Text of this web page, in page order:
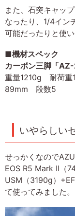
また、石突キャッ
なったり、1/4イン
可能だったりと使
■機材スペック
カーボン三脚「AZ-
重量1210g 耐荷
89mm 段数5
いやらしい
せっかくなので
EOS R5 Mark II（
USM（3190g）
て使ってみました。